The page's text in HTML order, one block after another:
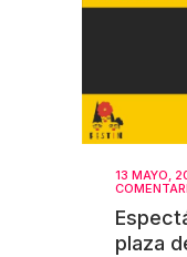
13 MAYO,
plaza